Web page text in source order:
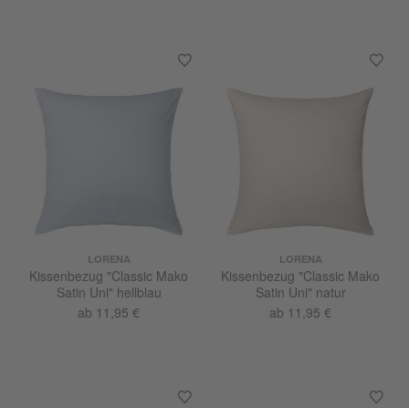
LORENA
Kissenbezug "Classic Mako
Satin Uni" hellblau
ab 11,95 €
LORENA
Kissenbezug "Classic Mako
Satin Uni" natur
ab 11,95 €